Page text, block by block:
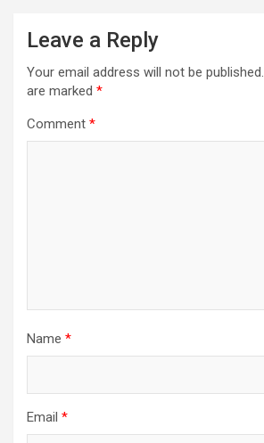
Leave a Reply
Your email address will not be published.
are marked *
Comment *
Name *
Email *